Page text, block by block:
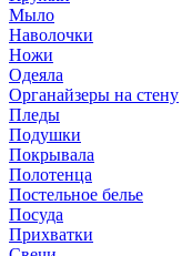
Мыло
Наволочки
Ножи
Одеяла
Органайзеры на стену
Пледы
Подушки
Покрывала
Полотенца
Постельное белье
Посуда
Прихватки